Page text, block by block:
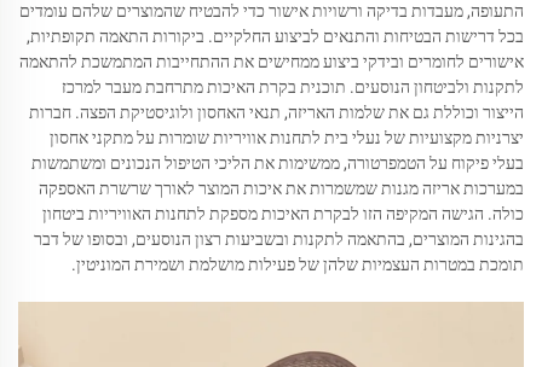
התעופה, מעבדות בדיקה ורשויות אישור כדי להבטיח שהמוצרים שלהם עומדים
בכל דרישות הבטיחות והתנאים לביצוע החלקיים. ביקורות התאמה תקופתיות,
אישורים לחומרים ובידקי ביצוע ממחישים את ההתחייבות המתמשכת להתאמה
לתקנות ולביטחון הנוסעים. תוכנית בקרת האיכות מתרחבת מעבר למרכז
הייצור וכוללת גם את שלמות האריזה, תנאי האחסון ולוגיסטיקת הפצה. חברות
יצרניות מקצועיות של נעלי בית לתחנות אוויריות שומרות על מתקני אחסון
בעלי פיקוח על הטמפרטורה, ממשימות את הליכי הטיפול הנכונים ומשתמשות
במערכות אריזה מגנות שמשמרות את איכות המוצר לאורך שרשרת האספקה
כולה. הגישה המקיפה הזו לבקרת האיכות מספקת לתחנות האוויריות ביטחון
בהגינות המוצרים, בהתאמה לתקנות ובשביעות רצון הנוסעים, ובסופו של דבר
תומכת במטרות העצמיות שלהן של פעילות מושלמת ושמירת המוניטין.